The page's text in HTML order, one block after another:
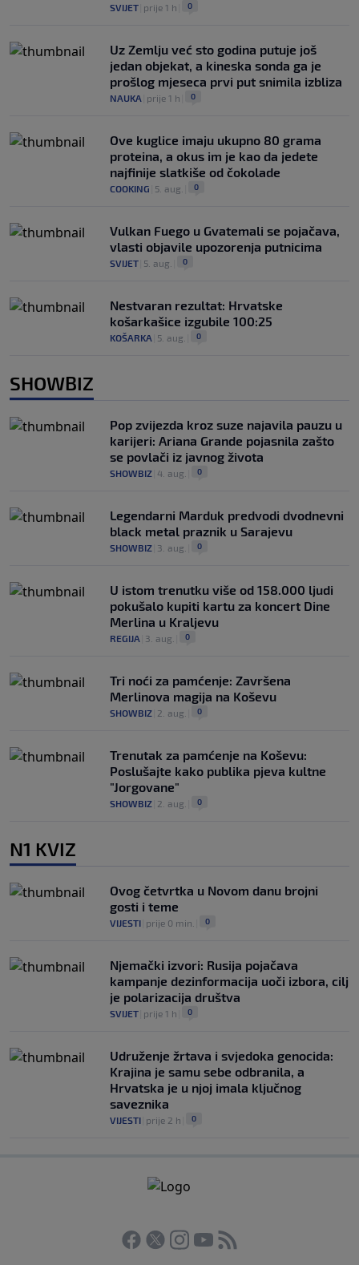
SVIJET prije 1 h 0
Uz Zemlju već sto godina putuje još
jedan objekat, a kineska sonda ga je
prošlog mjeseca prvi put snimila izbliza
NAUKA prije 1 h 0
Ove kuglice imaju ukupno 80 grama
proteina, a okus im je kao da jedete
najfinije slatkiše od čokolade
COOKING 5. aug. 0
Vulkan Fuego u Gvatemali se pojačava,
vlasti objavile upozorenja putnicima
SVIJET 5. aug. 0
Nestvaran rezultat: Hrvatske
košarkašice izgubile 100:25
KOŠARKA 5. aug. 0
SHOWBIZ
Pop zvijezda kroz suze najavila pauzu u
karijeri: Ariana Grande pojasnila zašto
se povlači iz javnog života
SHOWBIZ 4. aug. 0
Legendarni Marduk predvodi dvodnevni
black metal praznik u Sarajevu
SHOWBIZ 3. aug. 0
U istom trenutku više od 158.000 ljudi
pokušalo kupiti kartu za koncert Dine
Merlina u Kraljevu
REGIJA 3. aug. 0
Tri noći za pamćenje: Završena
Merlinova magija na Koševu
SHOWBIZ 2. aug. 0
Trenutak za pamćenje na Koševu:
Poslušajte kako publika pjeva kultne
"Jorgovane"
SHOWBIZ 2. aug. 0
N1 KVIZ
Ovog četvrtka u Novom danu brojni
gosti i teme
VIJESTI prije 0 min. 0
Njemački izvori: Rusija pojačava
kampanje dezinformacija uoči izbora, cilj
je polarizacija društva
SVIJET prije 1 h 0
Udruženje žrtava i svjedoka genocida:
Krajina je samu sebe odbranila, a
Hrvatska je u njoj imala ključnog
saveznika
VIJESTI prije 2 h 0